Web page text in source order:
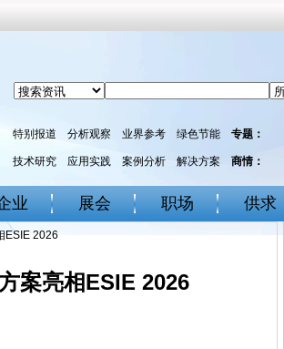
特别报道 分析观察 业界参考 绿色节能 专题：
技术研究 应用实践 案例分析 解决方案 商情：
业 展会 职场 供求
ESIE 2026
案亮相ESIE 2026